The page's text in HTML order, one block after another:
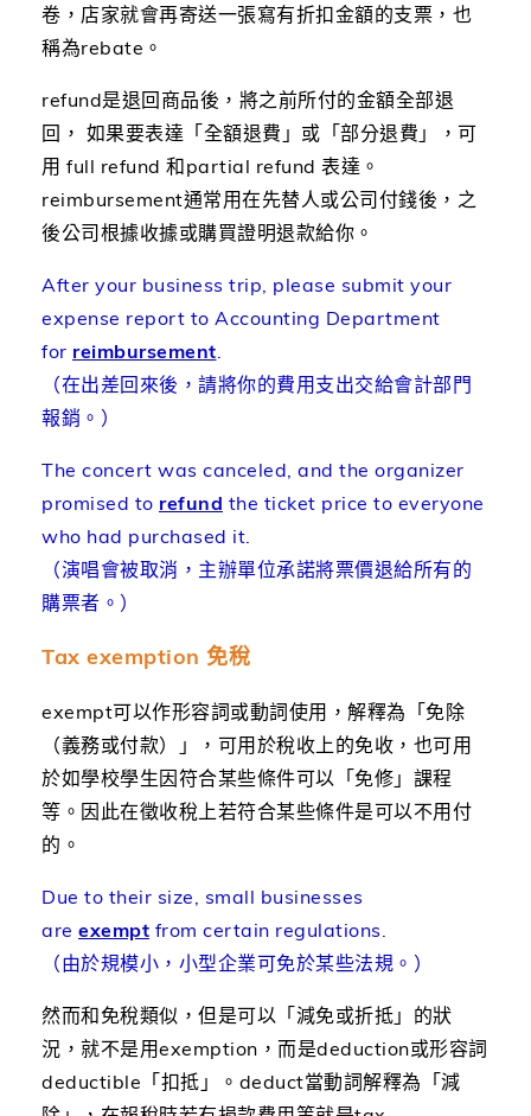
卷，店家就會再寄送一張寫有折扣金額的支票，也
稱為rebate。
refund是退回商品後，將之前所付的金額全部退
回， 如果要表達「全額退費」或「部分退費」，可
用 full refund 和partial refund 表達。
reimbursement通常用在先替人或公司付錢後，之
後公司根據收據或購買證明退款給你。
After your business trip, please submit your
expense report to Accounting Department
for reimbursement
（在出差回來後，請將你的費用支出交給會計部門
報銷。）
The concert was canceled, and the organizer
promised to refund the ticket price to everyone
who had purchased it.
（演唱會被取消，主辦單位承諾將票價退給所有的
購票者。）
Tax exemption 免稅
exempt可以作形容詞或動詞使用，解釋為「免除
（義務或付款）」，可用於稅收上的免收，也可用
於如學校學生因符合某些條件可以「免修」課程
等。因此在徵收稅上若符合某些條件是可以不用付
的。
Due to their size, small businesses
are exempt from certain regulations.
（由於規模小，小型企業可免於某些法規。）
然而和免稅類似，但是可以「減免或折抵」的狀
況，就不是用exemption，而是deduction或形容詞
deductible「扣抵」。deduct當動詞解釋為「減